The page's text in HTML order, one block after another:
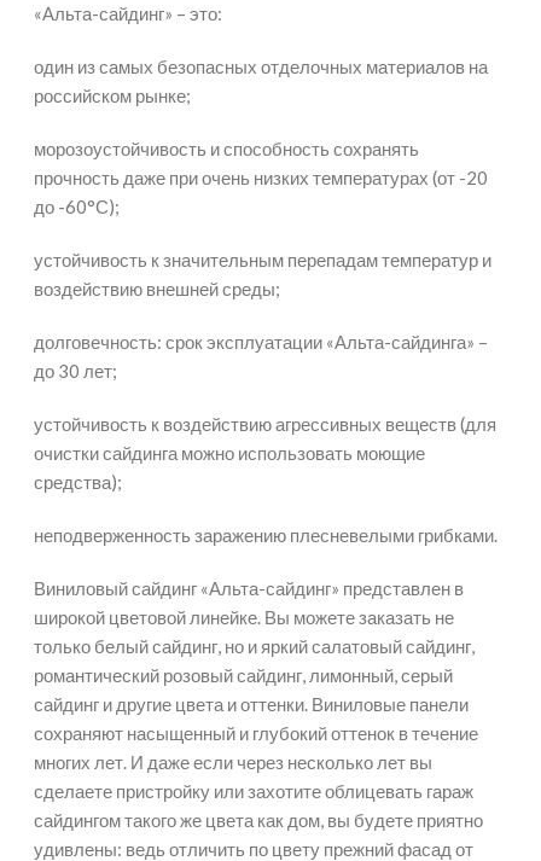
«Альта-сайдинг» – это:
один из самых безопасных отделочных материалов на
российском рынке;
морозоустойчивость и способность сохранять
прочность даже при очень низких температурах (от -20
до -60°С);
устойчивость к значительным перепадам температур и
воздействию внешней среды;
долговечность: срок эксплуатации «Альта-сайдинга» –
до 30 лет;
устойчивость к воздействию агрессивных веществ (для
очистки сайдинга можно использовать моющие
средства);
неподверженность заражению плесневелыми грибками.
Виниловый сайдинг «Альта-сайдинг» представлен в
широкой цветовой линейке. Вы можете заказать не
только белый сайдинг, но и яркий салатовый сайдинг,
романтический розовый сайдинг, лимонный, серый
сайдинг и другие цвета и оттенки. Виниловые панели
сохраняют насыщенный и глубокий оттенок в течение
многих лет. И даже если через несколько лет вы
сделаете пристройку или захотите облицевать гараж
сайдингом такого же цвета как дом, вы будете приятно
удивлены: ведь отличить по цвету прежний фасад от